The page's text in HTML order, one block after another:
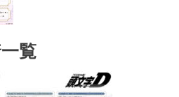
覧